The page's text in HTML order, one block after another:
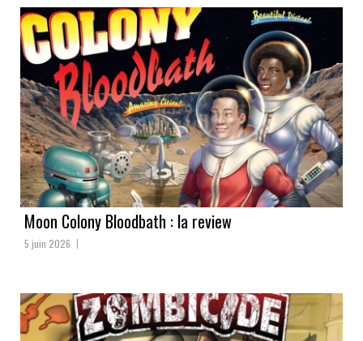
Moon Colony Bloodbath : la review
5 juin 2026